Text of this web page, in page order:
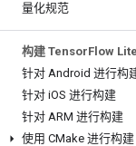
量化规范
构建 TensorFlow Lite
针对 Android 进行构
针对 iOS 进行构建
针对 ARM 进行构建
使用 CMake 进行构建